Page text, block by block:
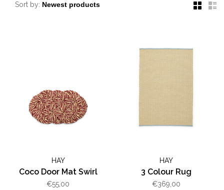
Sort by:
HAY
Coco Door Mat Swirl
€55,00
HAY
3 Colour Rug
€369,00